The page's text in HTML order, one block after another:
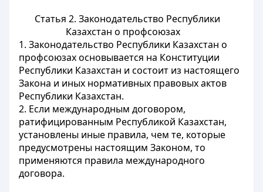
Статья 2. Законодательство Республики
Казахстан о профсоюзах
1. Законодательство Республики Казахстан о
профсоюзах основывается на Конституции
Республики Казахстан и состоит из настоящего
Закона и иных нормативных правовых актов
Республики Казахстан.
2. Если международным договором,
ратифицированным Республикой Казахстан,
установлены иные правила, чем те, которые
предусмотрены настоящим Законом, то
применяются правила международного
договора.